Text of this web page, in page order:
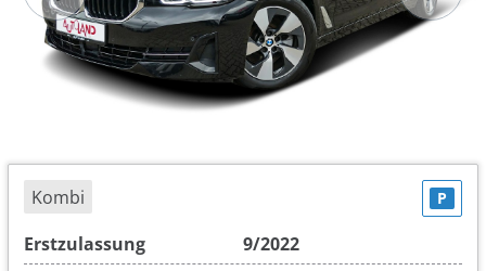
Kombi P
Erstzulassung
9/2022